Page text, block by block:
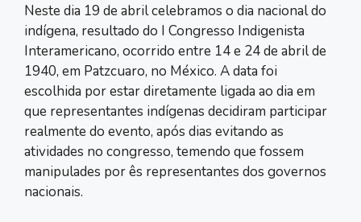
Neste dia 19 de abril celebramos o dia nacional do
indígena, resultado do I Congresso Indigenista
Interamericano, ocorrido entre 14 e 24 de abril de
1940, em Patzcuaro, no México. A data foi
escolhida por estar diretamente ligada ao dia em
que representantes indígenas decidiram participar
realmente do evento, após dias evitando as
atividades no congresso, temendo que fossem
manipulades por ês representantes dos governos
nacionais.